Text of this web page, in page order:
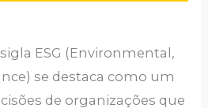
ESG (Environmental,
se destaca como um
de organizações que